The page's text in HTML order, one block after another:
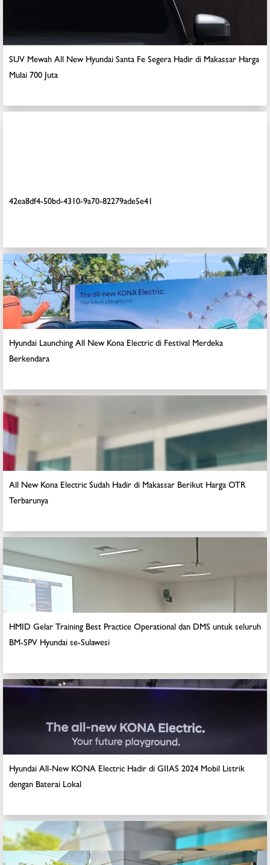
SUV Mewah All New Hyundai Santa Fe Segera Hadir di Makassar Harga
Mulai 700 Juta
42ea8df4-50bd-4310-9a70-82279ade5e41
Hyundai Launching All New Kona Electric di Festival Merdeka
Berkendara
All New Kona Electric Sudah Hadir di Makassar Berikut Harga OTR
Terbarunya
HMID Gelar Training Best Practice Operational dan DMS untuk seluruh
BM-SPV Hyundai se-Sulawesi
Hyundai All-New KONA Electric Hadir di GIIAS 2024 Mobil Listrik
dengan Baterai Lokal